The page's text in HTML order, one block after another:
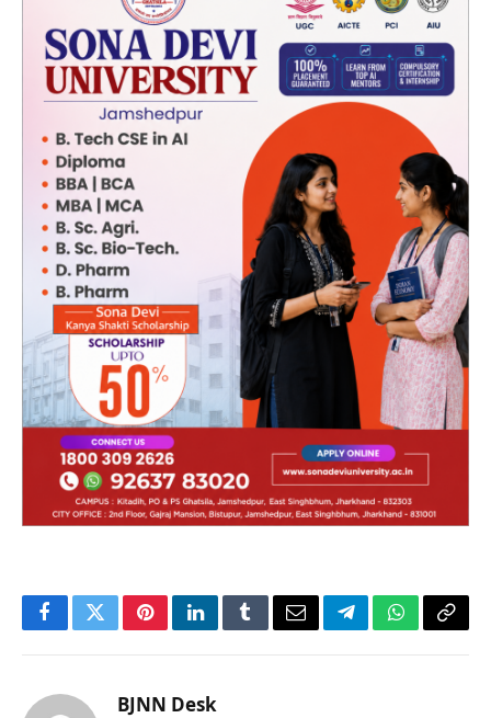
FacebookTwitterPinterestLinkedInTumblrEmailTelegramWhatsApp
Copy
BJNN Desk